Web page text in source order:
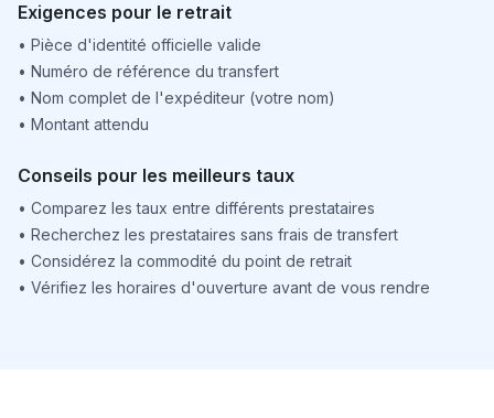
Exigences pour le retrait
• Pièce d'identité officielle valide
• Numéro de référence du transfert
• Nom complet de l'expéditeur (votre nom)
• Montant attendu
Conseils pour les meilleurs taux
• Comparez les taux entre différents prestataires
• Recherchez les prestataires sans frais de transfert
• Considérez la commodité du point de retrait
• Vérifiez les horaires d'ouverture avant de vous rendre